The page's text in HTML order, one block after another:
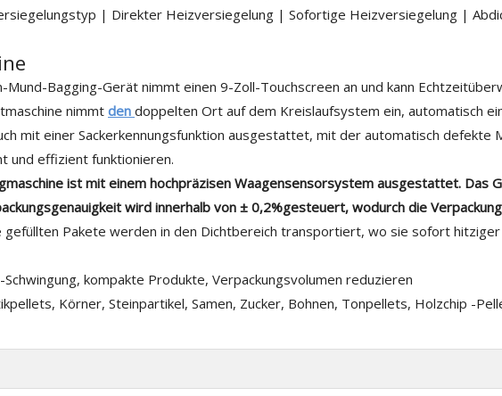
| Direkter Heizversiegelung | Sofortige Heizversiegelung |
Mund-Bagging-Gerät nimmt einen 9-Zoll-Touchscreen an und kann
nimmt den doppelten Ort auf dem Kreislaufsystem ein, automatisch
mit einer Sackerkennungsfunktion ausgestattet, mit der automatisch defekte
und effizient funktionieren.
ist mit einem hochpräzisen Waagensensorsystem ausgestattet. Das
wird innerhalb von ± 0,2%gesteuert, wodurch die
gefüllten Pakete werden in den Dichtbereich transportiert, wo sie sofort
kompakte Produkte, Verpackungsvolumen reduzieren
Körner, Steinpartikel, Samen, Zucker, Bohnen, Tonpellets, Holzchip -